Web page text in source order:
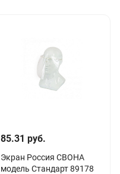
85.31 руб.
Экран Россия СВОНА
модель Стандарт 89178